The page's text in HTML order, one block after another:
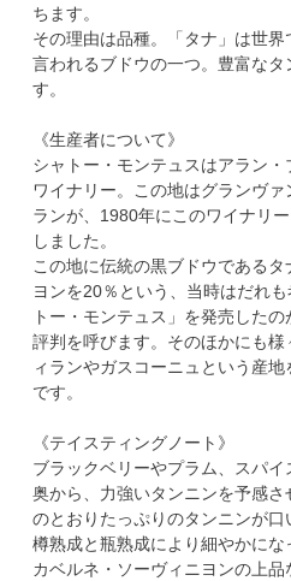
ちます。
その理由は品種。「タナ」は世
言われるブドウの一つ。豊富な
す。
《生産者について》
シャトー・モンテュスはアラン
ワイナリー。この地はグランヴ
ランが、1980年にこのワイナリ
しました。
この地に伝統の黒ブドウである
ヨンを20％という、当時はだれ
トー・モンテュス」を発売した
評判を呼びます。そのほかにも
ィランやガスコーニュという産
です。
《テイスティングノート》
ブラックベリーやプラム、スパ
奥から、力強いタンニンを予感
のとおりたっぷりのタンニンが口
樽熟成と瓶熟成により細やかにな
カベルネ・ソーヴィニヨンの上品